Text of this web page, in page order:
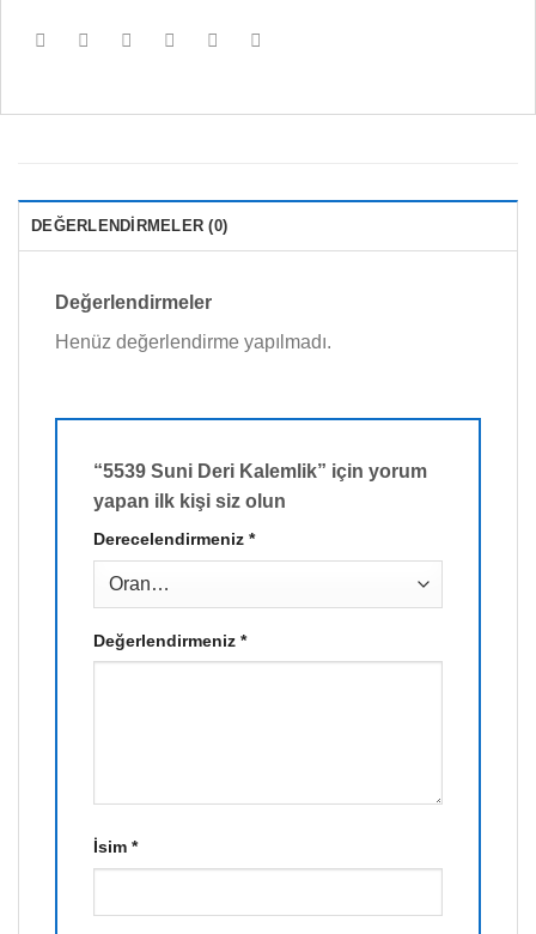
DEĞERLENDIRMELER (0)
Değerlendirmeler
Henüz değerlendirme yapılmadı.
“5539 Suni Deri Kalemlik” için yorum
yapan ilk kişi siz olun
Derecelendirmeniz *
Değerlendirmeniz *
İsim *